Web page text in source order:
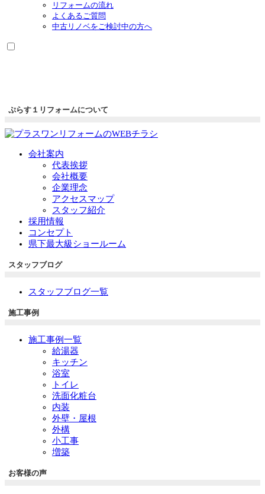
リフォームの流れ
よくあるご質問
中古リノベをご検討中の方へ
ぷらす１リフォームについて
会社案内
代表挨拶
会社概要
企業理念
アクセスマップ
スタッフ紹介
採用情報
コンセプト
県下最大級ショールーム
スタッフブログ
スタッフブログ一覧
施工事例
施工事例一覧
給湯器
キッチン
浴室
トイレ
洗面化粧台
内装
外壁・屋根
外構
小工事
増築
お客様の声